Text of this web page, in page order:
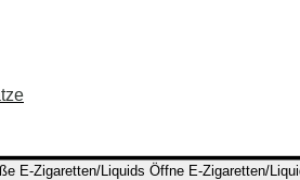
E-Zigaretten/Liquids Öffne E-Zigaretten/